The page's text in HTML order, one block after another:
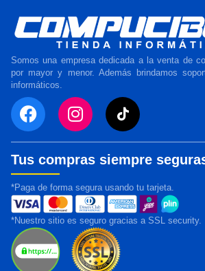
Somos una empresa dedicada a la venta de
por mayor y menor. Además brindamos
informáticos.
Tus compras siempre
*Paga de forma segura usando tu tarjeta.
*Nuestro sitio es seguro gracias a SSL security.